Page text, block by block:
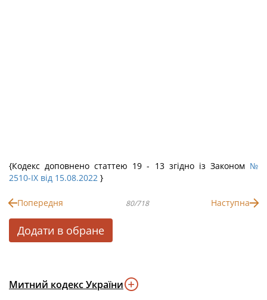
{Кодекс доповнено статтею 19 - 13 згідно із Законом №
2510-IX від 15.08.2022 }
Попередня 80/718 Наступна
Додати в обране
Митний кодекс України